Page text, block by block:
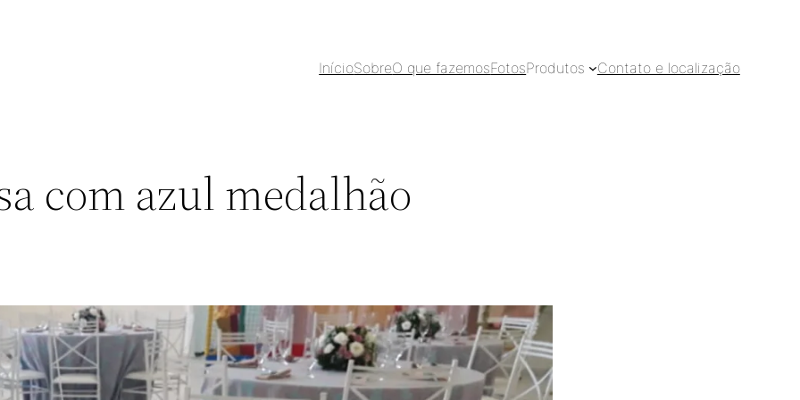
InícioSobreO que fazemosFotosProdutos Contato e localização
com azul medalhão